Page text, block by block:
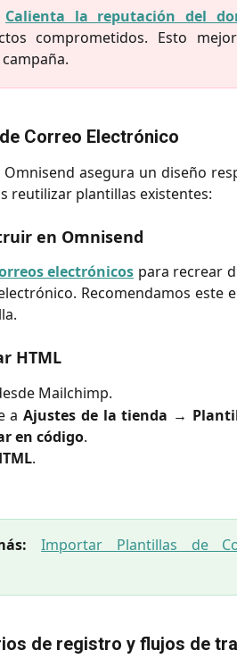
Calienta la reputación del
comprometidos. Esto
Correo Electrónico
asegura un diseño
reutilizar plantillas existentes:
en Omnisend
electrónicos para recrear
Recomendamos este
HTML
Mailchimp.
a Ajustes de la tienda →
en código.
.
Importar Plantillas de
de registro y flujos de